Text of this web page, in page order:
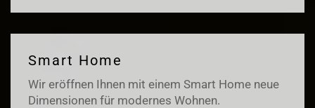
Smart Home
Wir eröffnen Ihnen mit einem Smart Home neue
Dimensionen für modernes Wohnen.